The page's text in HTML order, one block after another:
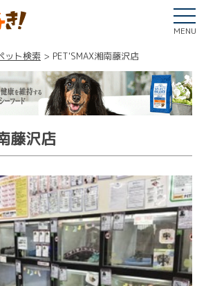
MENU
ット検索 PET'SMAX湘南藤沢店
藤沢店